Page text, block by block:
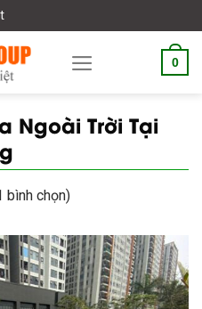
0
Ngoài Trời Tại
bình chọn)